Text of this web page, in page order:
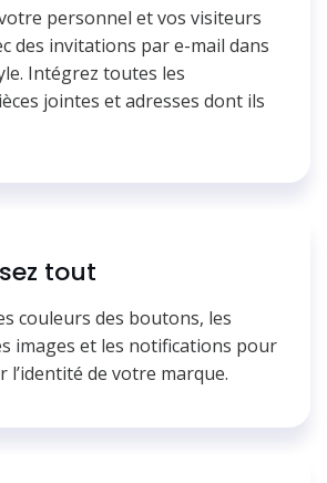
personnel et vos visiteurs
des invitations par e-mail dans
Intégrez toutes les
jointes et adresses dont ils
tout
couleurs des boutons, les
images et les notifications pour
l’identité de votre marque.